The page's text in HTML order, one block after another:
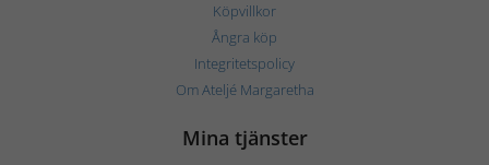
Köpvillkor
Ångra köp
Integritetspolicy
Om Ateljé Margaretha
Mina tjänster